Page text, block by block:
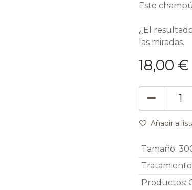
Este
¿El
las miradas.
18,00 €
Añadir a
Tamaño:
Tratamiento
Productos: